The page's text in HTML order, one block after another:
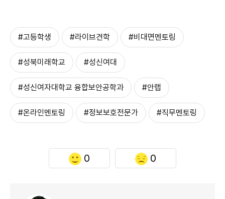
#고등학생 #라이브견학 #비대면멘토링
#성북미래학교 #성신여대
#성신여자대학교 융합보안공학과 #안랩
#온라인멘토링 #정보보호전문가 #직무멘토링
0 0